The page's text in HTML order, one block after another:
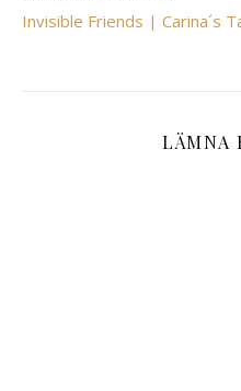
Invisible Friends | Carina´s
LÄMNA